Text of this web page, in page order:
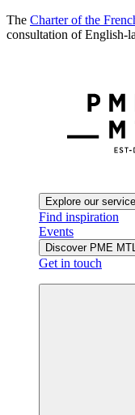
The Charter of the
consultation of English-
Explore our
Find inspiration
Events
Discover PME
Get in touch